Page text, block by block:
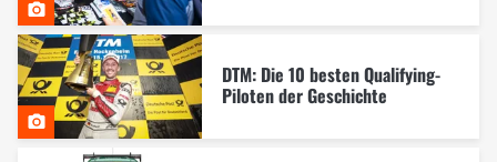
DTM: Die 10 besten Qualifying-
Piloten der Geschichte